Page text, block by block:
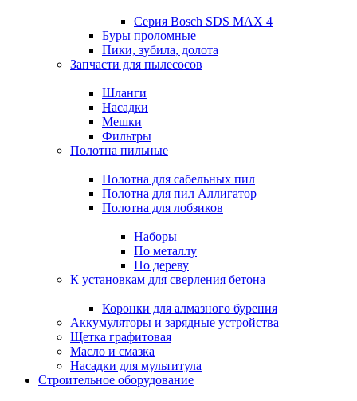
Серия Bosch SDS MAX 4
Буры проломные
Пики, зубила, долота
Запчасти для пылесосов
Шланги
Насадки
Мешки
Фильтры
Полотна пильные
Полотна для сабельных пил
Полотна для пил Аллигатор
Полотна для лобзиков
Наборы
По металлу
По дереву
К установкам для сверления бетона
Коронки для алмазного бурения
Аккумуляторы и зарядные устройства
Щетка графитовая
Масло и смазка
Насадки для мультитула
Строительное оборудование